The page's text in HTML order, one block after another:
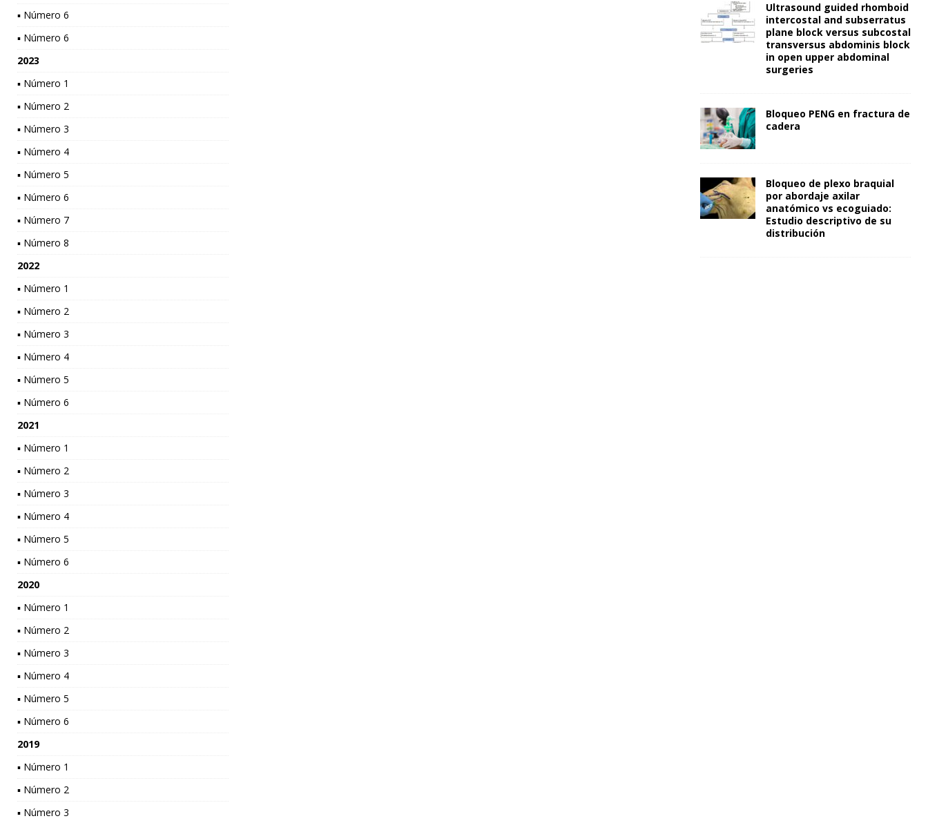
▪ Número 6
▪ Número 6
2023
▪ Número 1
▪ Número 2
▪ Número 3
▪ Número 4
▪ Número 5
▪ Número 6
▪ Número 7
▪ Número 8
2022
▪ Número 1
▪ Número 2
▪ Número 3
▪ Número 4
▪ Número 5
▪ Número 6
2021
▪ Número 1
▪ Número 2
▪ Número 3
▪ Número 4
▪ Número 5
▪ Número 6
2020
▪ Número 1
▪ Número 2
▪ Número 3
▪ Número 4
▪ Número 5
▪ Número 6
2019
▪ Número 1
▪ Número 2
▪ Número 3
Ultrasound guided rhomboid
intercostal and subserratus
plane block versus subcostal
transversus abdominis block
in open upper abdominal
surgeries
Bloqueo PENG en fractura de
cadera
Bloqueo de plexo braquial
por abordaje axilar
anatómico vs ecoguiado:
Estudio descriptivo de su
distribución